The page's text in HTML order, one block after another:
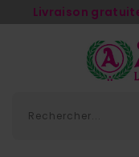
Livraison